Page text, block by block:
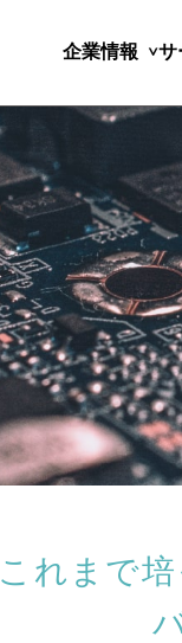
企業情報 サ
これまで